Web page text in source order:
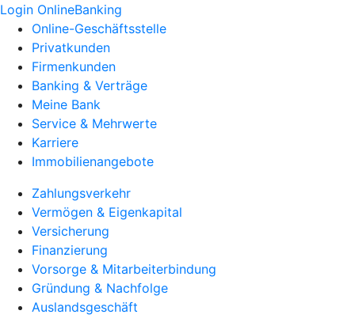
Login OnlineBanking
Online-Geschäftsstelle
Privatkunden
Firmenkunden
Banking & Verträge
Meine Bank
Service & Mehrwerte
Karriere
Immobilienangebote
Zahlungsverkehr
Vermögen & Eigenkapital
Versicherung
Finanzierung
Vorsorge & Mitarbeiterbindung
Gründung & Nachfolge
Auslandsgeschäft